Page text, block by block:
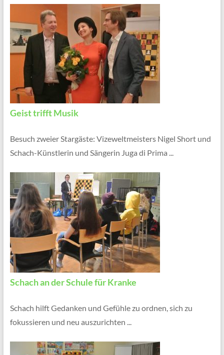
Geist trifft Musik
Besuch zweier Stargäste: Vizeweltmeisters Nigel Short und
Schach-Künstlerin und Sängerin Juga di Prima ...
Schach an der Schule für Kranke
Schach hilft Gedanken und Gefühle zu ordnen, sich zu
fokussieren und neu auszurichten ...